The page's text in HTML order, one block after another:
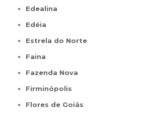
Edealina
Edéia
Estrela do Norte
Faina
Fazenda Nova
Firminópolis
Flores de Goiás